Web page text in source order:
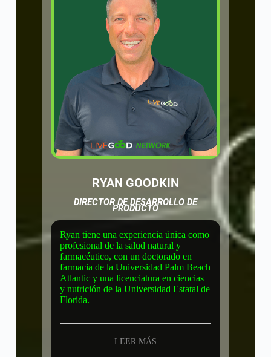
RYAN GOODKIN
DIRECTOR DE DESARROLLO DE
PRODUCTO
Ryan tiene una experiencia única como
profesional de la salud natural y
farmacéutico, con un doctorado en
farmacia de la Universidad Palm Beach
Atlantic y una licenciatura en ciencias
y nutrición de la Universidad Estatal de
Florida.
LEER MÁS